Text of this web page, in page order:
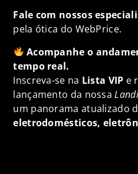
Fale com nossos
pela ótica do WebPrice.
Acompanhe o
tempo real.
Inscreva-se na Lista VIP e
lançamento da nossa
um panorama atualizado
eletrodomésticos,